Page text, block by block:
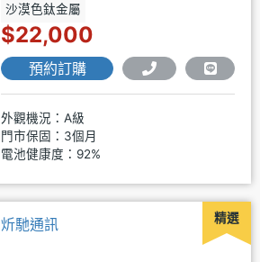
沙漠色鈦金屬
$22,000
預約訂購
外觀機況：A級
門市保固：3個月
電池健康度：92%
精選
炘馳通訊